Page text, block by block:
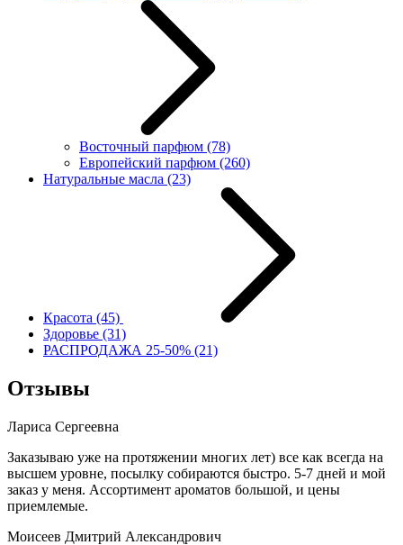
Восточный парфюм (78)
Европейский парфюм (260)
Натуральные масла (23)
Красота (45)
Здоровье (31)
РАСПРОДАЖА 25-50% (21)
Отзывы
Лариса Сергеевна
Заказываю уже на протяжении многих лет) все как всегда на
высшем уровне, посылку собираются быстро. 5-7 дней и мой
заказ у меня. Ассортимент ароматов большой, и цены
приемлемые.
Моисеев Дмитрий Александрович